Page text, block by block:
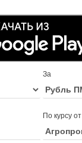
За
По курсу от